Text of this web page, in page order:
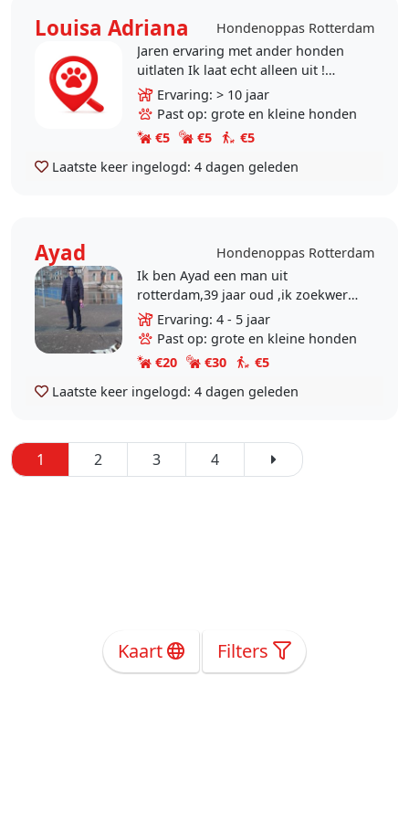
Louisa Adriana
Hondenoppas Rotterdam
Jaren ervaring met ander honden
uitlaten Ik laat echt alleen uit !
Gezien het feit met een hond 🐶 en
een kat 🐱 thuis
Ervaring: > 10 jaar
Past op: grote en kleine honden
€5
€5
€5
Laatste keer ingelogd: 4 dagen geleden
Ayad
Hondenoppas Rotterdam
Ik ben Ayad een man uit
rotterdam,39 jaar oud ,ik zoekwerk
als hondenoppas, ik heb ervaring.
Ons hondje is pas overleden en
daarom naast mijn werk..
Ervaring: 4 - 5 jaar
Past op: grote en kleine honden
€20
€30
€5
Laatste keer ingelogd: 4 dagen geleden
1 2 3 4
Kaart Filters